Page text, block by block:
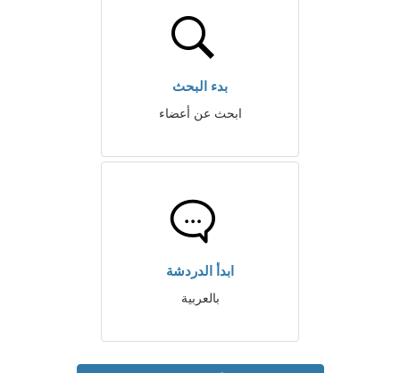
بدء البحث
ابحث عن أعضاء
ابدأ الدردشة
بالعربية